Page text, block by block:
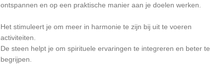
ontspannen en op een praktische manier aan je doelen werken.
Het stimuleert je om meer in harmonie te zijn bij uit te voeren
activiteiten.
De steen helpt je om spirituele ervaringen te integreren en beter te
begrijpen.